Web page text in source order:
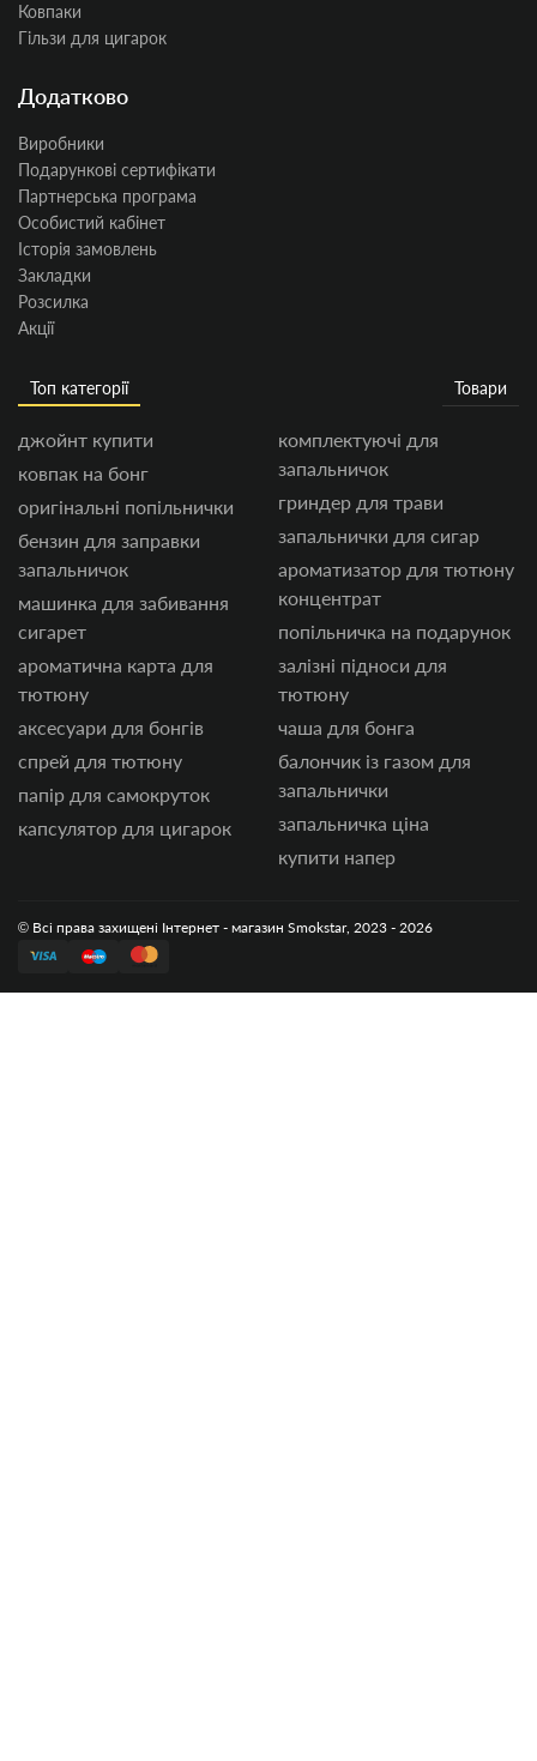
Ковпаки
Гільзи для цигарок
Додатково
Виробники
Подарункові сертифікати
Партнерська програма
Особистий кабінет
Історія замовлень
Закладки
Розсилка
Акції
Топ категорії Товари
джойнт купити
ковпак на бонг
оригінальні попільнички
бензин для заправки
запальничок
машинка для забивання
сигарет
ароматична карта для
тютюну
аксесуари для бонгів
спрей для тютюну
папір для самокруток
капсулятор для цигарок
комплектуючі для
запальничок
гриндер для трави
запальнички для сигар
ароматизатор для тютюну
концентрат
попільничка на подарунок
залізні підноси для
тютюну
чаша для бонга
балончик із газом для
запальнички
запальничка ціна
купити напер
© Всі права захищені Інтернет - магазин Smokstar, 2023 - 2026